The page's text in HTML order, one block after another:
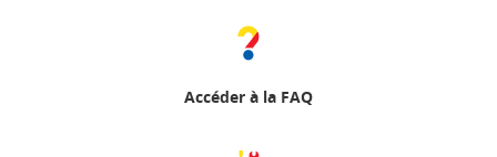
Accéder à la FAQ